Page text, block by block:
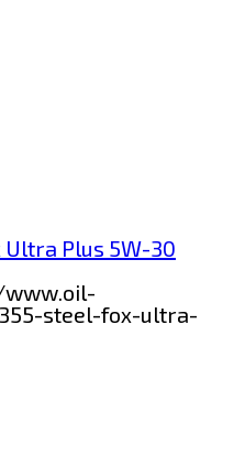
Ultra Plus 5W-30
www.oil-
steel-fox-ultra-